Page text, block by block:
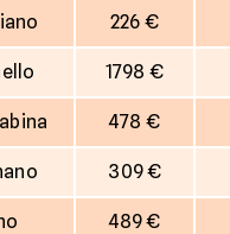
226 €
1798 €
478 €
309 €
489 €